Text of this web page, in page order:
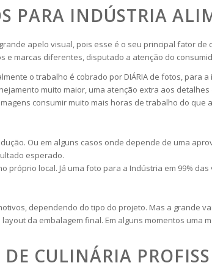
PARA INDÚSTRIA
apelo visual, pois esse é o seu principal fator
marcas diferentes, disputado a atenção do
o trabalho é cobrado por DIÁRIA de fotos, para
muito maior, uma atenção extra aos
consumir muito mais horas de trabalho do que
Ou em alguns casos onde depende de uma
esperado.
local. Já uma foto para a Indústria em 99%
dependendo do tipo do projeto. Mas a grande
da embalagem final. Em alguns momentos uma
CULINÁRIA